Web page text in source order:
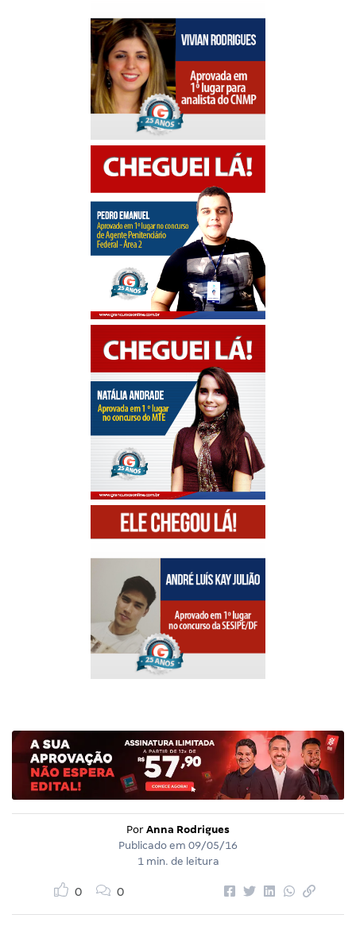
Por Anna Rodrigues
Publicado em 09/05/16
1 min. de leitura
0 0